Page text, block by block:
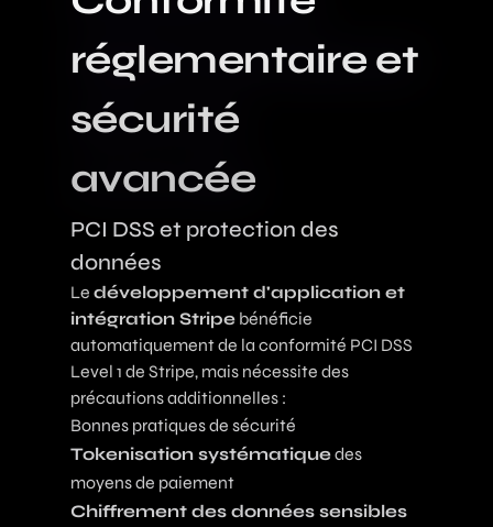
réglementaire et
sécurité
avancée
PCI DSS et protection des
données
Le développement d'application et
intégration Stripe bénéficie
automatiquement de la conformité PCI DSS
Level 1 de Stripe, mais nécessite des
précautions additionnelles :
Bonnes pratiques de sécurité
Tokenisation systématiquedes
moyens de paiement
Chiffrement des données sensibles